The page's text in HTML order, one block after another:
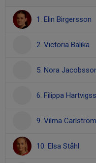
1. Elin Birgersson
2. Victoria Balika
5. Nora
6. Filippa
9. Vilma Carlström
10. Elsa Ståhl